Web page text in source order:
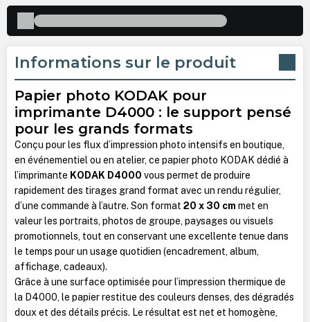
Informations sur le produit
Papier photo KODAK pour
imprimante D4000 : le support pensé
pour les grands formats
Conçu pour les flux d’impression photo intensifs en boutique,
en événementiel ou en atelier, ce papier photo KODAK dédié à
l’imprimante KODAK D4000 vous permet de produire
rapidement des tirages grand format avec un rendu régulier,
d’une commande à l’autre. Son format 20 x 30 cm met en
valeur les portraits, photos de groupe, paysages ou visuels
promotionnels, tout en conservant une excellente tenue dans
le temps pour un usage quotidien (encadrement, album,
affichage, cadeaux).
Grâce à une surface optimisée pour l’impression thermique de
la D4000, le papier restitue des couleurs denses, des dégradés
doux et des détails précis. Le résultat est net et homogène,